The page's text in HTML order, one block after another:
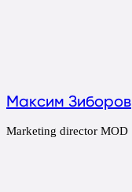
Максим Зиборов
Marketing director MOD